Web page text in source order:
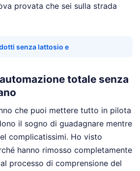
provata che sei sulla strada
senza lattosio e
totale senza
che puoi mettere tutto in pilota
il sogno di guadagnare mentre
complicatissimi. Ho visto
hanno rimosso completamente
processo di comprensione del